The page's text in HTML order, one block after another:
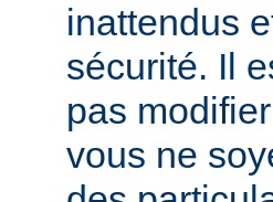
inattendus
sécurité. Il
pas
vous ne